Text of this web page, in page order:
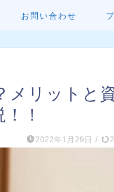
お問い合わせ
メリットと
！
2022年1月29日 /